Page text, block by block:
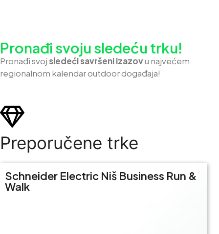
Pronađi svoju sledeću trku!
Pronađi svojsledeći savršeni izazovu najvećem
regionalnom kalendar outdoor događaja!
Preporučene trke
Schneider Electric Niš Business Run &
Walk